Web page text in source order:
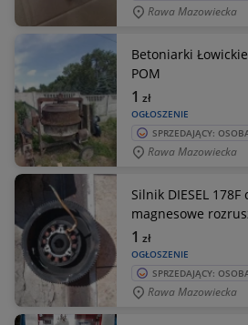
Rawa Mazowiecka
Betoniarki
POM
OGŁOSZENIE
1 zł
SPRZEDAJĄCY:
Rawa Mazowiecka
Silnik DIESEL 178F
magnesowe
OGŁOSZENIE
1 zł
SPRZEDAJĄCY:
Rawa Mazowiecka